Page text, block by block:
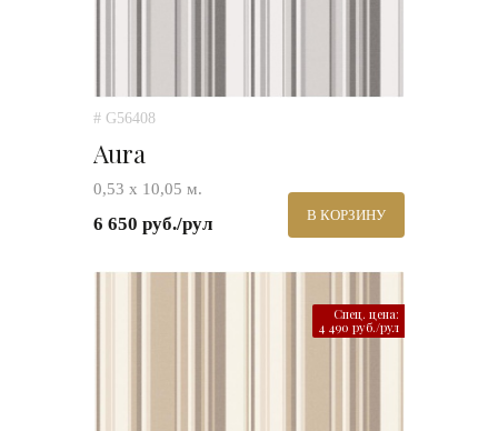
# G56408
Aura
0,53 х 10,05 м.
6 650 руб./рул В КОРЗИНУ
Спец. цена:
4 490 руб./рул